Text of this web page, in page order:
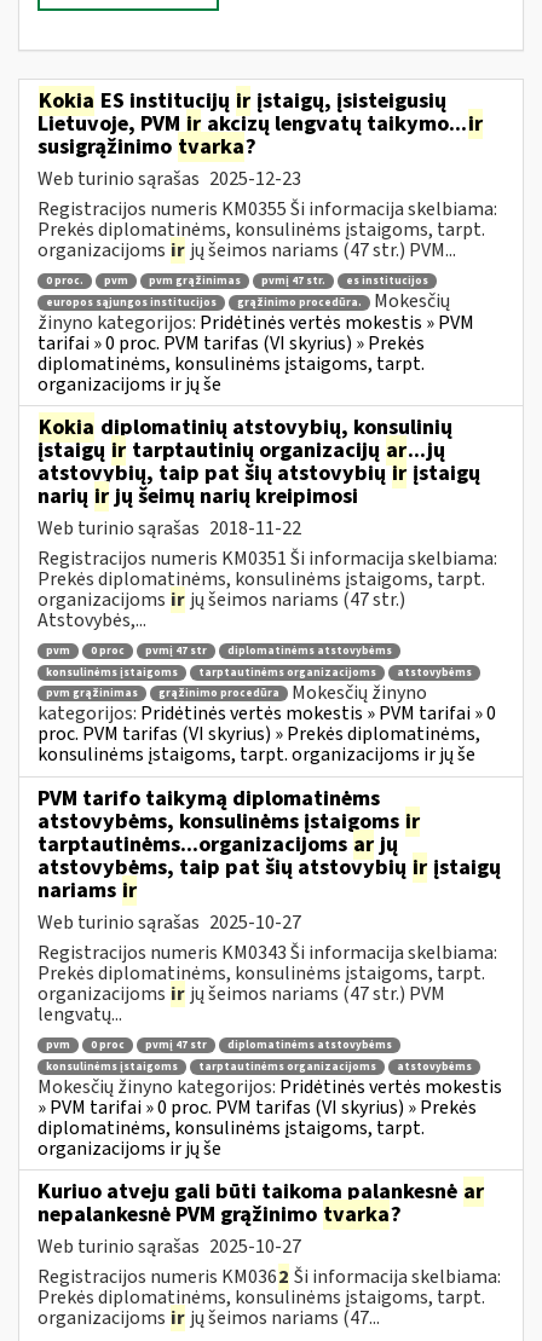
Kokia ES institucijų ir įstaigų, įsisteigusių
Lietuvoje, PVM ir akcizų lengvatų taikymo...ir
susigrąžinimo tvarka?
Web turinio sąrašas 2025-12-23
Registracijos numeris KM0355 Ši informacija skelbiama:
Prekės diplomatinėms, konsulinėms įstaigoms, tarpt.
organizacijoms ir jų šeimos nariams (47 str.) PVM...
0 proc. pvm pvm grąžinimas pvmį 47 str.
es institucijos
europos sąjungos institucijos
grąžinimo procedūra.
Mokesčių
žinyno kategorijos: Pridėtinės vertės mokestis » PVM
tarifai » 0 proc. PVM tarifas (VI skyrius) » Prekės
diplomatinėms, konsulinėms įstaigoms, tarpt.
organizacijoms ir jų še
Kokia diplomatinių atstovybių, konsulinių
įstaigų ir tarptautinių organizacijų ar...jų
atstovybių, taip pat šių atstovybiųir įstaigų
narių irjų šeimų narių kreipimosi
Web turinio sąrašas 2018-11-22
Registracijos numeris KM0351 Ši informacija skelbiama:
Prekės diplomatinėms, konsulinėms įstaigoms, tarpt.
organizacijoms ir jų šeimos nariams (47 str.)
Atstovybės,...
pvm 0 proc pvmį 47 str
diplomatinėms atstovybėms
konsulinėms įstaigoms
tarptautinėms organizacijoms
atstovybėms
pvm grąžinimas
grąžinimo procedūra
Mokesčių žinyno
kategorijos: Pridėtinės vertės mokestis » PVM tarifai » 0
proc. PVM tarifas (VI skyrius) » Prekės diplomatinėms,
konsulinėms įstaigoms, tarpt. organizacijoms ir jų še
PVM tarifo taikymą diplomatinėms
atstovybėms, konsulinėms įstaigoms ir
tarptautinėms...organizacijoms arjų
atstovybėms, taip pat šių atstovybių ir įstaigų
nariams ir
Web turinio sąrašas 2025-10-27
Registracijos numeris KM0343 Ši informacija skelbiama:
Prekės diplomatinėms, konsulinėms įstaigoms, tarpt.
organizacijoms ir jų šeimos nariams (47 str.) PVM
lengvatų...
pvm 0 proc pvmį 47 str
diplomatinėms atstovybėms
konsulinėms įstaigoms
tarptautinėms organizacijoms atstovybėms
Mokesčių žinyno kategorijos: Pridėtinės vertės mokestis
» PVM tarifai » 0 proc. PVM tarifas (VI skyrius) » Prekės
diplomatinėms, konsulinėms įstaigoms, tarpt.
organizacijoms ir jų še
Kuriuo atveju gali būti taikoma palankesnė ar
nepalankesnė PVM grąžinimo tvarka?
Web turinio sąrašas 2025-10-27
Registracijos numeris KM0362 Ši informacija skelbiama:
Prekės diplomatinėms, konsulinėms įstaigoms, tarpt.
organizacijoms ir jų šeimos nariams (47...